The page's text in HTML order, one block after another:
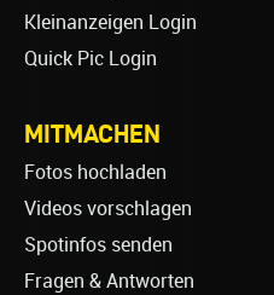
Kleinanzeigen Login
Quick Pic Login
MITMACHEN
Fotos hochladen
Videos vorschlagen
Spotinfos senden
Fragen & Antworten